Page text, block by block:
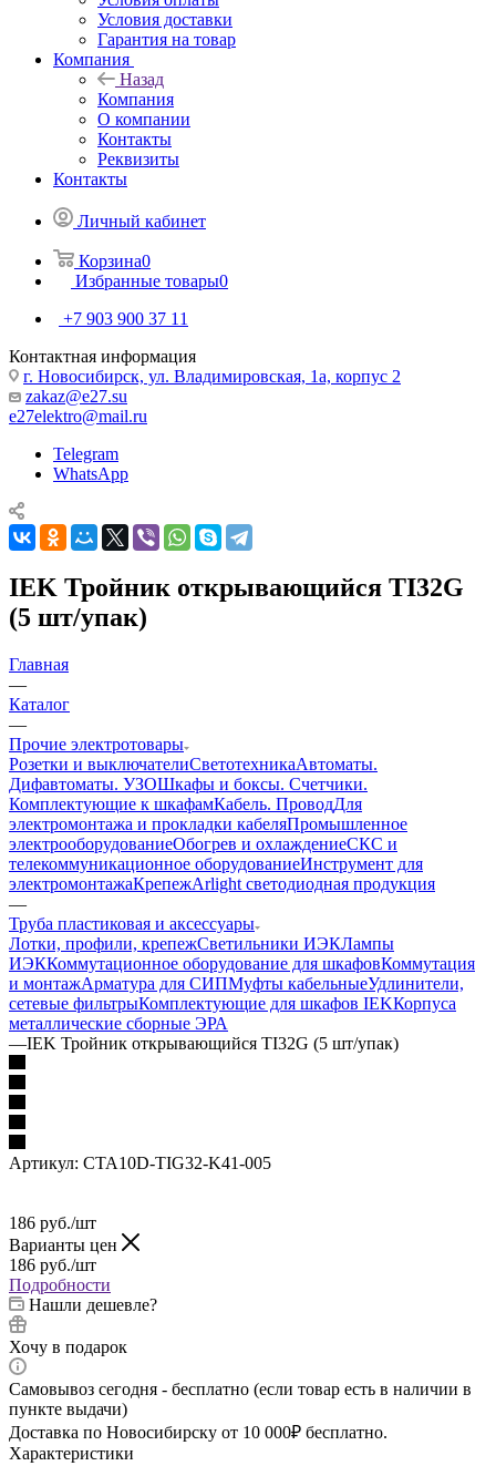
Условия доставки
Гарантия на товар
Компания
Назад
Компания
О компании
Контакты
Реквизиты
Контакты
Личный кабинет
Корзина0
Избранные товары0
+7 903 900 37 11
Контактная информация
г. Новосибирск, ул. Владимировская, 1а, корпус 2
zakaz@e27.su
e27elektro@mail.ru
Telegram
WhatsApp
IEK Тройник открывающийся TI32G
(5 шт/упак)
Главная
—
Каталог
—
Прочие электротовары
Розетки и выключателиСветотехникаАвтоматы.
Дифавтоматы. УЗОШкафы и боксы. Счетчики.
Комплектующие к шкафамКабель. ПроводДля
электромонтажа и прокладки кабеляПромышленное
электрооборудованиеОбогрев и охлаждениеСКС и
телекоммуникационное оборудованиеИнструмент для
электромонтажаКрепежArlight светодиодная продукция
—
Труба пластиковая и аксессуары
Лотки, профили, крепежСветильники ИЭКЛампы
ИЭККоммутационное оборудование для шкафовКоммутация
и монтажАрматура для СИПМуфты кабельныеУдлинители,
сетевые фильтрыКомплектующие для шкафов IEKКорпуса
металлические сборные ЭРА
—IEK Тройник открывающийся TI32G (5 шт/упак)
Артикул: CTA10D-TIG32-K41-005
186 руб./шт
Варианты цен
186 руб./шт
Подробности
Нашли дешевле?
Хочу в подарок
Самовывоз сегодня - бесплатно (если товар есть в наличии в
пункте выдачи)
Доставка по Новосибирску от 10 000₽ бесплатно.
Характеристики